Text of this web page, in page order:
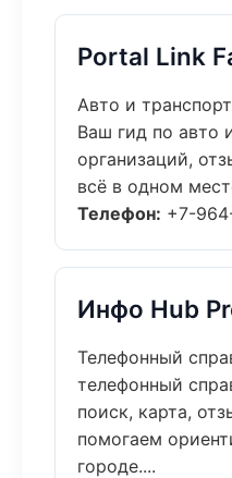
Portal Link
Авто и
Ваш гид по авто
организаций,
всё в одном
Телефон: +7-
Инфо Hub
Телефонный
телефонный
поиск, карта,
помогаем
городе....